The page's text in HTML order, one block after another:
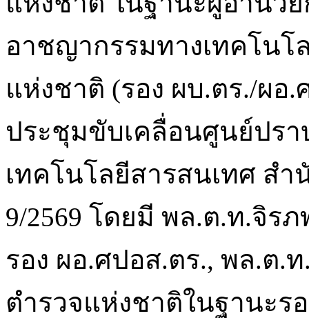
อาชญากรรมทางเทคโนโ
แห่งชาติ (รอง ผบ.ตร./ผอ
ประชุมขับเคลื่อนศูนย์ปร
เทคโนโลยีสารสนเทศ ส
9/2569 โดยมี พล.ต.ท.จิร
รอง ผอ.ศปอส.ตร., พล.ต.
ตำรวจแห่งชาติในฐานะร